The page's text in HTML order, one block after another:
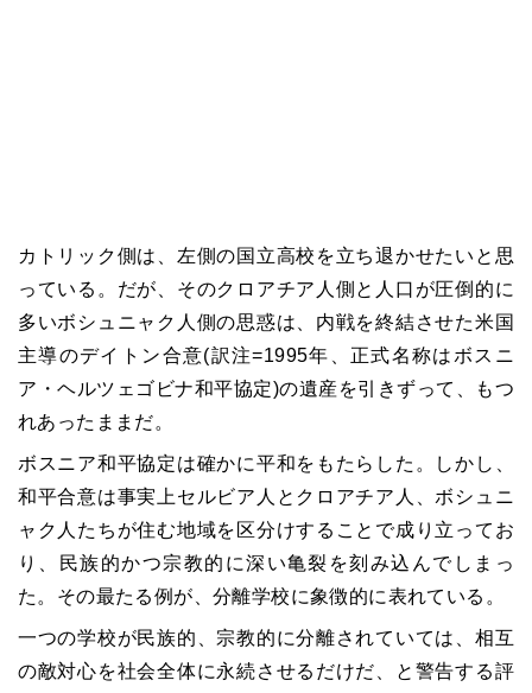
カトリック側は、左側の国立高校を立ち退かせたいと思
っている。だが、そのクロアチア人側と人口が圧倒的に
多いボシュニャク人側の思惑は、内戦を終結させた米国
主導のデイトン合意(訳注=1995年、正式名称はボスニ
ア・ヘルツェゴビナ和平協定)の遺産を引きずって、もつ
れあったままだ。
ボスニア和平協定は確かに平和をもたらした。しかし、
和平合意は事実上セルビア人とクロアチア人、ボシュニ
ャク人たちが住む地域を区分けすることで成り立ってお
り、民族的かつ宗教的に深い亀裂を刻み込んでしまっ
た。その最たる例が、分離学校に象徴的に表れている。
一つの学校が民族的、宗教的に分離されていては、相互
の敵対心を社会全体に永続させるだけだ、と警告する評